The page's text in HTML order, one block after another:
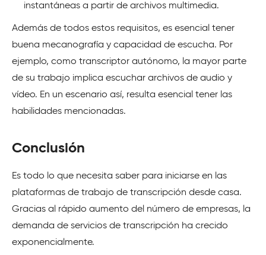
instantáneas a partir de archivos multimedia.
Además de todos estos requisitos, es esencial tener
buena mecanografía y capacidad de escucha. Por
ejemplo, como transcriptor autónomo, la mayor parte
de su trabajo implica escuchar archivos de audio y
vídeo. En un escenario así, resulta esencial tener las
habilidades mencionadas.
Conclusión
Es todo lo que necesita saber para iniciarse en las
plataformas de trabajo de transcripción desde casa.
Gracias al rápido aumento del número de empresas, la
demanda de servicios de transcripción ha crecido
exponencialmente.